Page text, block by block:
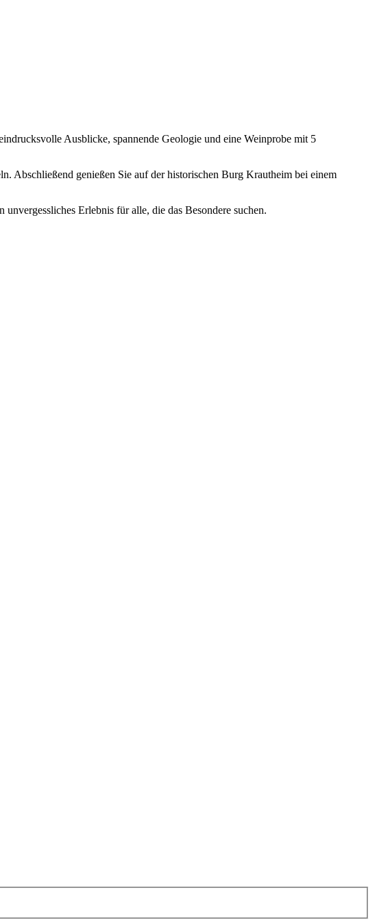
Ausblicke, spannende Geologie und eine Weinprobe mit 5
Abschließend genießen Sie auf der historischen Burg Krautheim bei einem
Erlebnis für alle, die das Besondere suchen.